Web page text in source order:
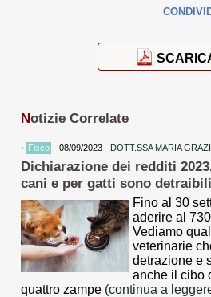
Notizie Correlate
• Fisco - 08/09/2023 - DOTT.SSA MARIA
Dichiarazione dei redditi
cani e per gatti sono
Fino al 30
aderire al
Vediamo
veterinarie
detrazione e
anche il cibo
quattro zampe (continua a